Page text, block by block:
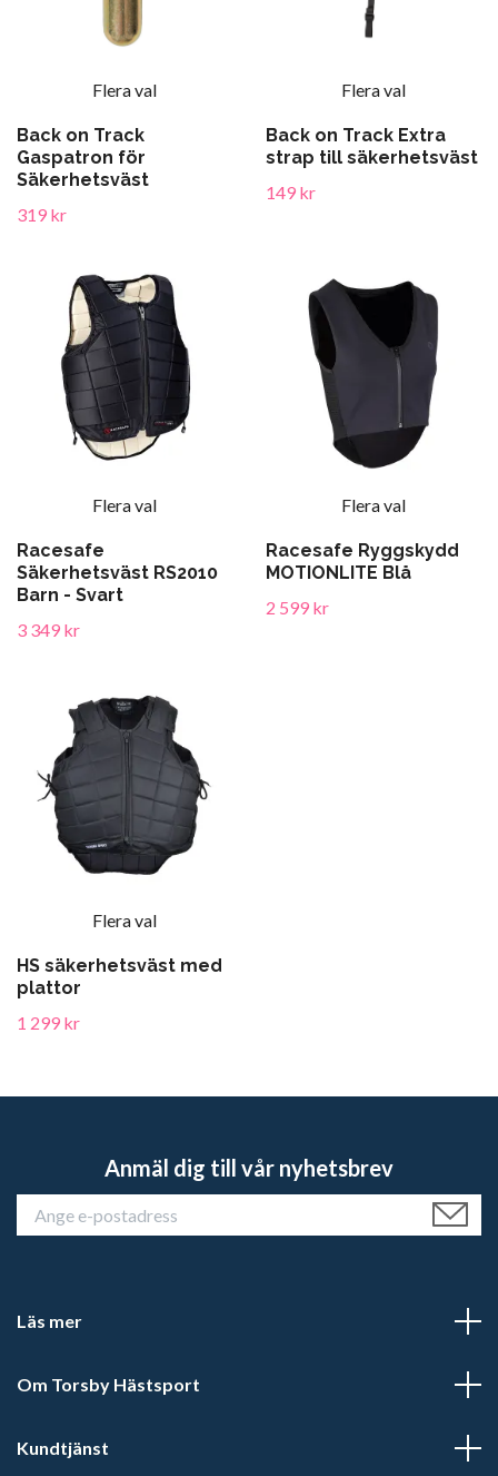
Flera val
Back on Track
Gaspatron för
Säkerhetsväst
319 kr
Flera val
Back on Track Extra
strap till säkerhetsväst
149 kr
Flera val
Racesafe
Säkerhetsväst RS2010
Barn - Svart
3 349 kr
Flera val
Racesafe Ryggskydd
MOTIONLITE Blå
2 599 kr
Flera val
HS säkerhetsväst med
plattor
1 299 kr
Anmäl dig till vår nyhetsbrev
Läs mer
Om Torsby Hästsport
Kundtjänst